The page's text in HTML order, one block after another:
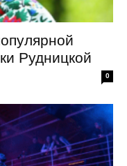
Рудницкой
0